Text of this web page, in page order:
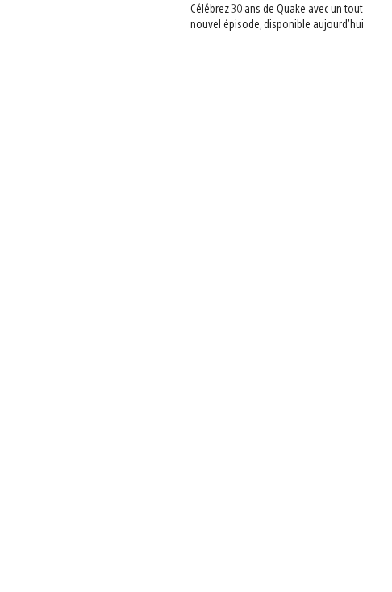
Célébrez 30 ans de Quake avec un tout
nouvel épisode, disponible aujourd’hui